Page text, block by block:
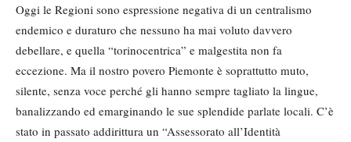
Oggi le Regioni sono espressione negativa di un centralismo
endemico e duraturo che nessuno ha mai voluto davvero
debellare, e quella “torinocentrica” e malgestita non fa
eccezione. Ma il nostro povero Piemonte è soprattutto muto,
silente, senza voce perché gli hanno sempre tagliato la lingue,
banalizzando ed emarginando le sue splendide parlate locali. C’è
stato in passato addirittura un “Assessorato all’Identità